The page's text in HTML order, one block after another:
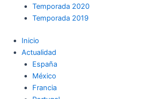
Temporada 2020
Temporada 2019
Inicio
Actualidad
España
México
Francia